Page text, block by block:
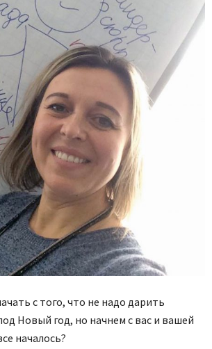
с того, что не надо дарить
Новый год, но начнем с вас и вашей
началось?